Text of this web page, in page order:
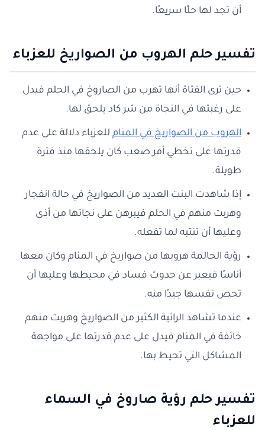
أن تجد لها حلًا سريعًا.
تفسير حلم الهروب من الصواريخ للعزباء
حين ترى الفتاة أنها تهرب من الصاروخ في الحلم فيدل
على رغبتها في النجاة من شر كاد يلحق لها.
الهروب منالصواريخ في المنام للعزباء دلالة على عدم
قدرتها على تخطي أمر صعب كان يلحقها منذ فترة
طويلة.
إذا شاهدت البنت العديد من الصواريخ في حالة انفجار
وهربت منهم في الحلم فيبرهن على نجاتها من أذى
وعليها أن تنتبه لما تفعله.
رؤية الحالمة هروبها من صواريخ في المنام وكان معها
أناسًا فيعبر عن حدوث فساد في محيطها وعليها أن
تحص نفسها جيدًا منه.
عندما تشاهد الرائية الكثير من الصواريخ وهربت منهم
خائفة في المنام فيدل على عدم قدرتها على مواجهة
المشاكل التي تحيط بها.
تفسير حلم رؤية صاروخ في السماء
للعزباء